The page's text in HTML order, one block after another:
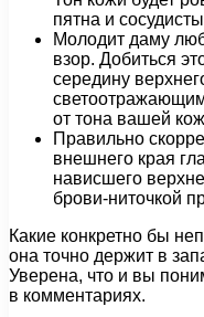
пятна и
Молодит даму
взор. Добиться
середину
от тона вашей
Правильно
внешнего края
нависшего
брови-ниточкой
Какие конкретно бы
она точно держит в
Уверена, что и вы
в комментариях.